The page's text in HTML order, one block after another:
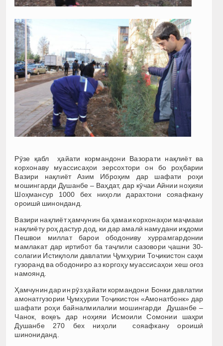
Рӯзе қабл ҳайати кормандони Вазорати нақлиёт ва
корхонаву муассисаҳои зерсохтори он бо роҳбарии
Вазири нақлиёт Азим Иброҳим дар шафати роҳи
мошингарди Душанбе – Ваҳдат, дар кӯчаи Айнии ноҳияи
Шоҳмансур 1000 бех ниҳоли дарахтони сояафкану
ороишӣ шинонданд.
Вазири нақлиёт ҳамчунин ба ҳамаи корхонаҳои маҷмааи
нақлиёту роҳ дастур дод, ки дар амалӣ намудани иқдоми
Пешвои миллат барои ободониву хуррамгардонии
мамлакат дар иртибот ба таҷлили сазовори ҷашни 30-
солагии Истиқлоли давлатии Ҷумҳурии Тоҷикистон саҳм
гузоранд ва ободониро аз коргоҳу муассисаҳои хеш оғоз
намоянд.
Ҳамчунин дар ин рӯз ҳайати кормандони Бонки давлатии
амонатгузории Ҷумҳурии Тоҷикистон «Амонатбонк» дар
шафати роҳи байналмилалии мошингарди Душанбе –
Чанок, воқеъ дар ноҳияи Исмоили Сомонии шаҳри
Душанбе 270 бех ниҳоли сояафкану ороишӣ
шинониданд.